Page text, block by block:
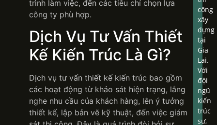
trình làm việc, đến các tiêu chí chọn lựa
công ty phù hợp.
Dịch Vụ Tư Vấn Thiết
Kế Kiến Trúc Là Gì?
Dịch vụ tư vấn thiết kế kiến trúc bao gồm
các hoạt động từ khảo sát hiện trạng, lắng
nghe nhu cầu của khách hàng, lên ý tưởng
thiết kế, lập bản vẽ kỹ thuật, đến việc giám
công
xây
dựng
tại
Gia
Lai.
Với
đội
ngũ
kiến
trúc
sư,